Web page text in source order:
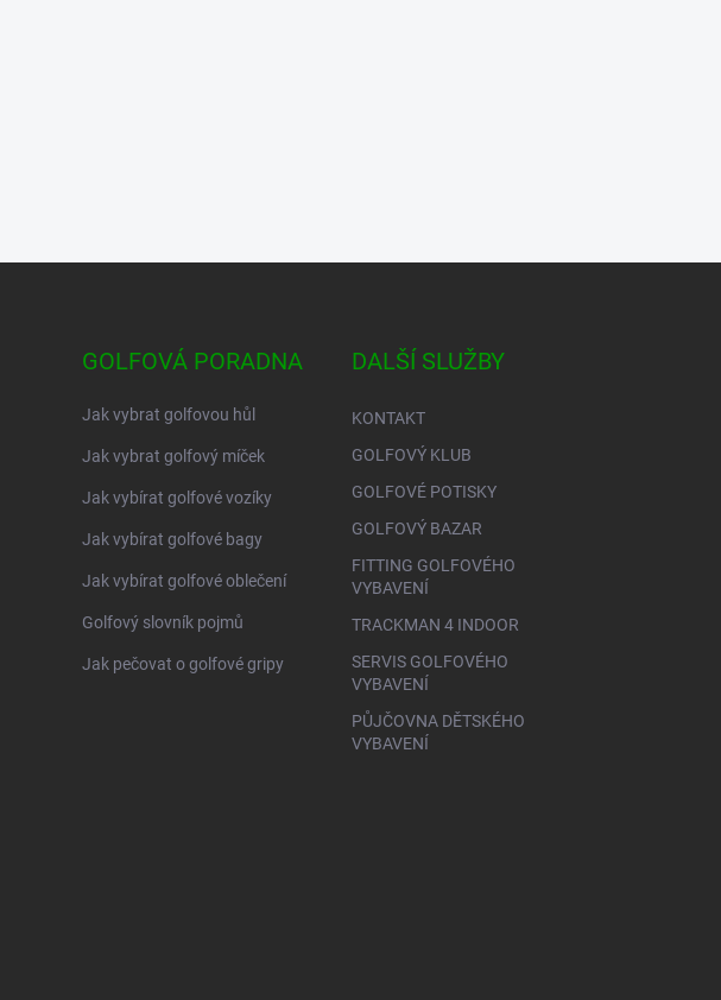
GOLFOVÁ PORADNA
Jak vybrat golfovou hůl
Jak vybrat golfový míček
Jak vybírat golfové vozíky
Jak vybírat golfové bagy
Jak vybírat golfové oblečení
Golfový slovník pojmů
Jak pečovat o golfové gripy
DALŠÍ SLUŽBY
KONTAKT
GOLFOVÝ KLUB
GOLFOVÉ POTISKY
GOLFOVÝ BAZAR
FITTING GOLFOVÉHO
VYBAVENÍ
TRACKMAN 4 INDOOR
SERVIS GOLFOVÉHO
VYBAVENÍ
PŮJČOVNA DĚTSKÉHO
VYBAVENÍ